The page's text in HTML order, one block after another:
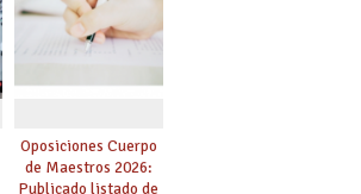
convocadas a
oposición
Oposiciones Cuerpo
de Maestros 2026:
Publicado listado de